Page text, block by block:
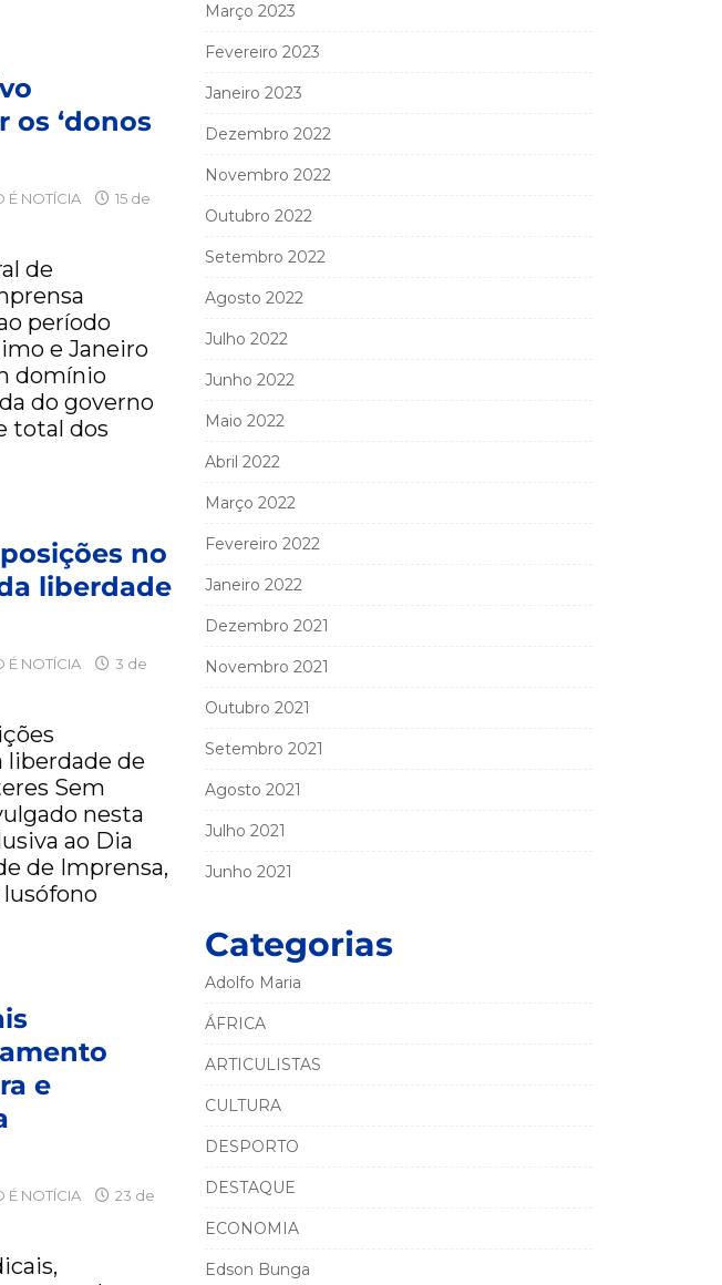
os ‘donos
É NOTÍCIA
15 de
de
período
e Janeiro
domínio
do governo
total dos
no
liberdade
É NOTÍCIA
3 de
liberdade de
Sem
nesta
ao Dia
de Imprensa,
e
É NOTÍCIA
23 de
Março 2023
Fevereiro 2023
Janeiro 2023
Dezembro 2022
Novembro 2022
Outubro 2022
Setembro 2022
Agosto 2022
Julho 2022
Junho 2022
Maio 2022
Abril 2022
Março 2022
Fevereiro 2022
Janeiro 2022
Dezembro 2021
Novembro 2021
Outubro 2021
Setembro 2021
Agosto 2021
Julho 2021
Junho 2021
Categorias
Adolfo Maria
ÁFRICA
ARTICULISTAS
CULTURA
DESPORTO
DESTAQUE
ECONOMIA
Edson Bunga